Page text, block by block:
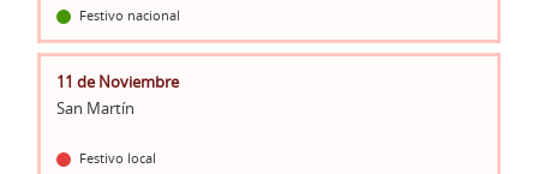
Festivo nacional
11 de Noviembre
San Martín
Festivo local